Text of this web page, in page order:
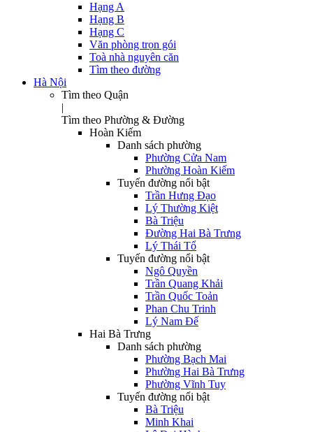
Hạng A
Hạng B
Hạng C
Văn phòng trọn gói
Toà nhà nguyên căn
Tìm theo đường
Hà Nội
Tìm theo Quận
|
Tìm theo Phường & Đường
Hoàn Kiếm
Danh sách phường
Phường Cửa Nam
Phường Hoàn Kiếm
Tuyến đường nổi bật
Trần Hưng Đạo
Lý Thường Kiệt
Bà Triệu
Đường Hai Bà Trưng
Lý Thái Tổ
Tuyến đường nổi bật
Ngô Quyền
Trần Quang Khải
Trần Quốc Toản
Phan Chu Trinh
Lý Nam Đế
Hai Bà Trưng
Danh sách phường
Phường Bạch Mai
Phường Hai Bà Trưng
Phường Vĩnh Tuy
Tuyến đường nổi bật
Bà Triệu
Minh Khai